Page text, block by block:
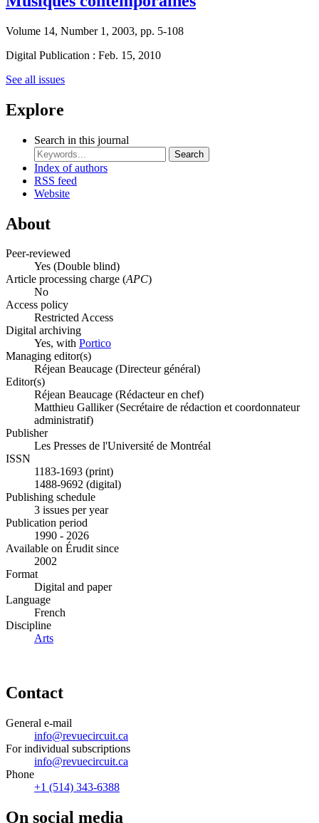
Volume 14, Number 1, 2003, pp. 5-108
Digital Publication : Feb. 15, 2010
See all issues
Explore
Search in this journal
Search
Index of authors
RSS feed
Website
About
Peer-reviewed
Yes (Double blind)
Article processing charge (APC)
No
Access policy
Restricted Access
Digital archiving
Yes, with Portico
Managing editor(s)
Réjean Beaucage (Directeur général)
Editor(s)
Réjean Beaucage (Rédacteur en chef)
Matthieu Galliker (Secrétaire de rédaction et coordonnateur
administratif)
Publisher
Les Presses de l'Université de Montréal
ISSN
1183-1693 (print)
1488-9692 (digital)
Publishing schedule
3 issues per year
Publication period
1990 - 2026
Available on Érudit since
2002
Format
Digital and paper
Language
French
Discipline
Arts
Contact
General e-mail
info@revuecircuit.ca
For individual subscriptions
info@revuecircuit.ca
Phone
+1 (514) 343-6388
On social media